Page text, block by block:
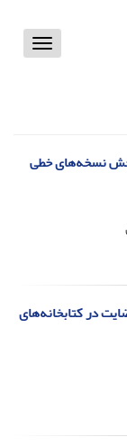
Toggle
نسخه‌های خطی
در کتابخانه‌های